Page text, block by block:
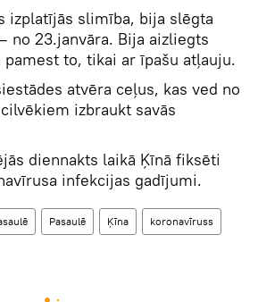
izplatījās slimība, bija slēgta
no 23.janvāra. Bija aizliegts
to, tikai ar īpašu atļauju.
atvēra ceļus, kas ved no
izbraukt savās
diennakts laikā Ķīnā fiksēti
infekcijas gadījumi.
Pasaulē Ķīna koronavīruss